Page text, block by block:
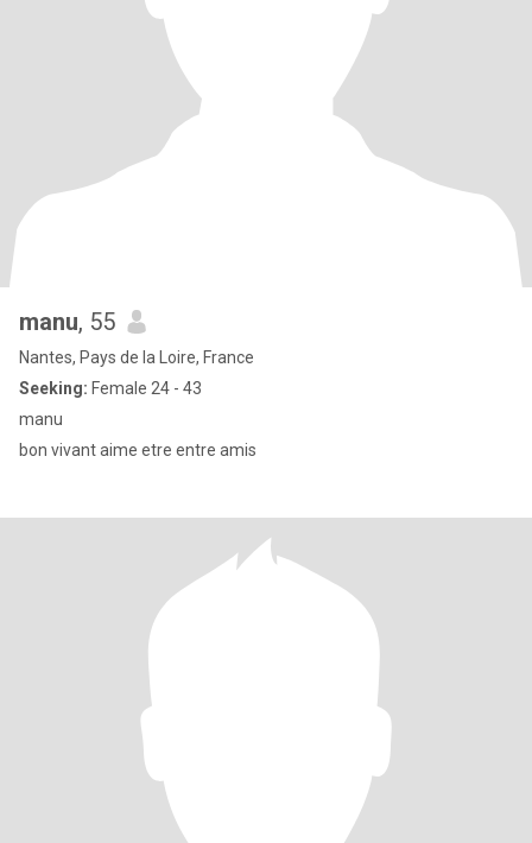
manu, 55
Nantes, Pays de la Loire, France
Seeking: Female 24 - 43
manu
bon vivant aime etre entre amis